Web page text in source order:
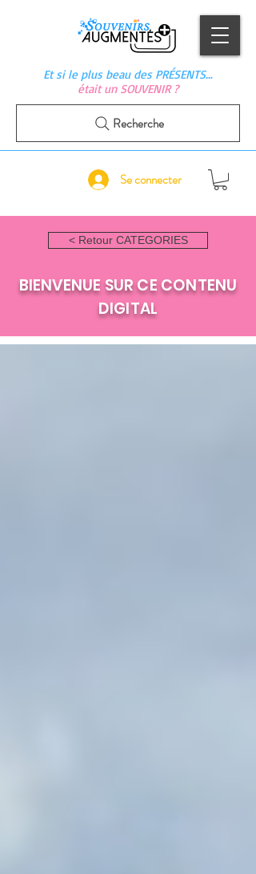
Et si le plus beau des PRÉSENTS…
était un SOUVENIR ?
Se connecter
Recherche
< Retour CATEGORIES
BIENVENUE SUR CE CONTENU
DIGITAL